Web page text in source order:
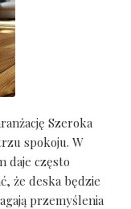
Szeroka
spokoju. W
daje często
że deska będzie
przemyślenia